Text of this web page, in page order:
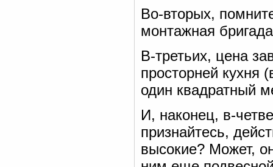
Во-вторых,
монтажная
В-третьих, цена
просторней кухня
один квадратный
И, наконец, в-
признайтесь,
высокие? Может,